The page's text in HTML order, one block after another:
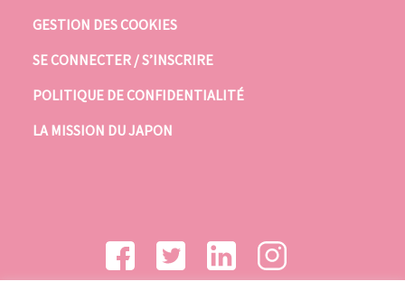
GESTION DES COOKIES
SE CONNECTER / S’INSCRIRE
POLITIQUE DE CONFIDENTIALITÉ
LA MISSION DU JAPON